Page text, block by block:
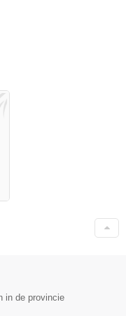
in de provincie